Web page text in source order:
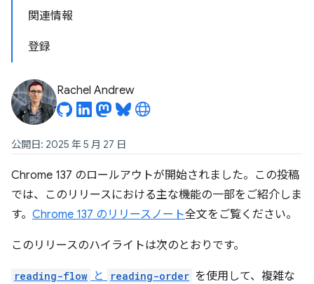
関連情報
登録
Rachel Andrew
公開日: 2025 年 5 月 27 日
Chrome 137 のロールアウトが開始されました。この投稿
では、このリリースにおける主な機能の一部をご紹介しま
す。 Chrome 137 のリリースノート全文をご覧ください。
このリリースのハイライトは次のとおりです。
reading-flow と reading-order を使用して、複雑な